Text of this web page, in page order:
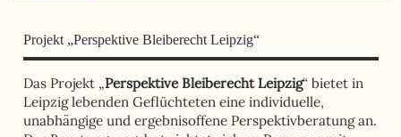
Projekt „Perspektive Bleiberecht Leipzig“
Das Projekt „Perspektive Bleiberecht Leipzig“ bietet in
Leipzig lebenden Geflüchteten eine individuelle,
unabhängige und ergebnisoffene Perspektivberatung an.